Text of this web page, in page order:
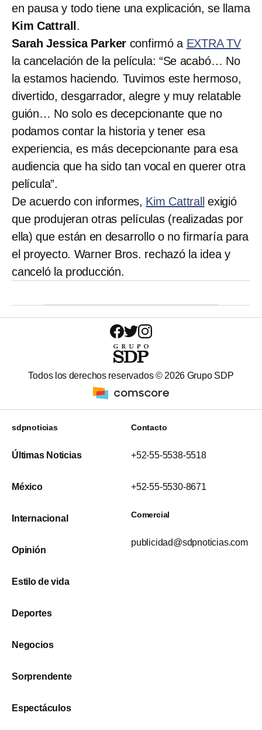
en pausa y todo tiene una explicación, se llama
Kim Cattrall .
Sarah Jessica Parker confirmó a EXTRA TV
la cancelación de la película: “Se acabó… No
la estamos haciendo. Tuvimos este hermoso,
divertido, desgarrador, alegre y muy relatable
guión… No solo es decepcionante que no
podamos contar la historia y tener esa
experiencia, es más decepcionante para esa
audiencia que ha sido tan vocal en querer otra
película”.
De acuerdo con informes, Kim Cattrall exigió
que produjeran otras películas (realizadas por
ella) que están en desarrollo o no firmaría para
el proyecto. Warner Bros. rechazó la idea y
canceló la producción.
Todos los derechos reservados © 2026 Grupo SDP
sdpnoticias
Últimas Noticias
México
Internacional
Opinión
Estilo de vida
Deportes
Negocios
Sorprendente
Espectáculos
Contacto
+52-55-5538-5518
+52-55-5530-8671
Comercial
publicidad@sdpnoticias.com